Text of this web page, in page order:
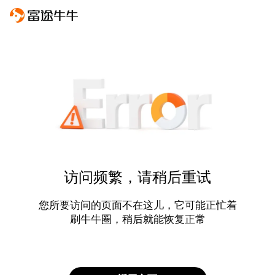
访问频繁，请稍后重试
您所要访问的页面不在这儿，它可能正忙着
刷牛牛圈，稍后就能恢复正常